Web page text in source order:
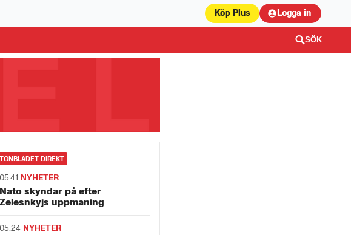
Köp Plus Logga in
SÖK
DIREKT
05.41 NYHETER
Nato skyndar på efter
Zelesnkyjs uppmaning
05.24 NYHETER